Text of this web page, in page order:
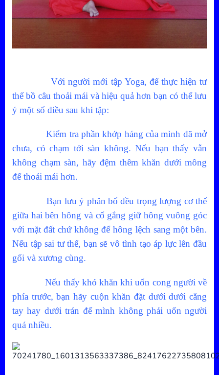
Với người mới tập Yoga, để thực hiện tư
thế bồ câu thoải mái và hiệu quả hơn bạn có thể lưu
ý một số điều sau khi tập:
Kiểm tra phần khớp háng của mình đã mở
chưa, có chạm tới sàn không. Nếu bạn thấy vẫn
không chạm sàn, hãy đệm thêm khăn dưới mông
để thoải mái hơn.
Bạn lưu ý phân bổ đều trọng lượng cơ thể
giữa hai bên hông và cố gắng giữ hông vuông góc
với mặt đất chứ không để hông lệch sang một bên.
Nếu tập sai tư thế, bạn sẽ vô tình tạo áp lực lên đầu
gối và xương cùng.
Nếu thấy khó khăn khi uốn cong người về
phía trước, bạn hãy cuộn khăn đặt dưới dưới cẳng
tay hay dưới trán để mình không phải uốn người
quá nhiều.